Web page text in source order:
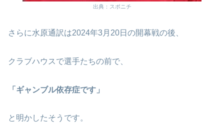
出典：スポニチ
さらに水原通訳は2024年3月20日の開幕戦の後、
クラブハウスで選手たちの前で、
「ギャンブル依存症です」
と明かしたそうです。